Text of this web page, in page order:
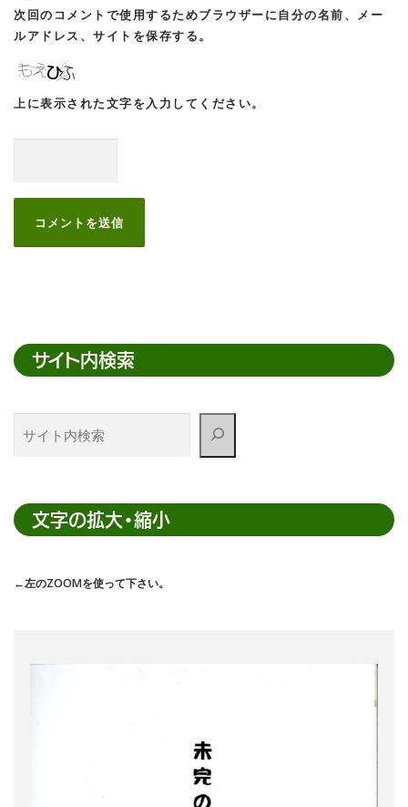
次回のコメントで使用するためブラウザーに自分の名前、メー
ルアドレス、サイトを保存する。
上に表示された文字を入力してください。
サイト内検索
検
索
文字の拡大・縮小
←左のZOOMを使って下さい。